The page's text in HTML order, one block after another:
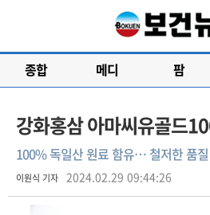
종합 메디 팜
강화홍삼 아마씨유골드
100% 독일산 원료 함유… 철저한 품
이원식 기자 2024.02.29 09:44:26